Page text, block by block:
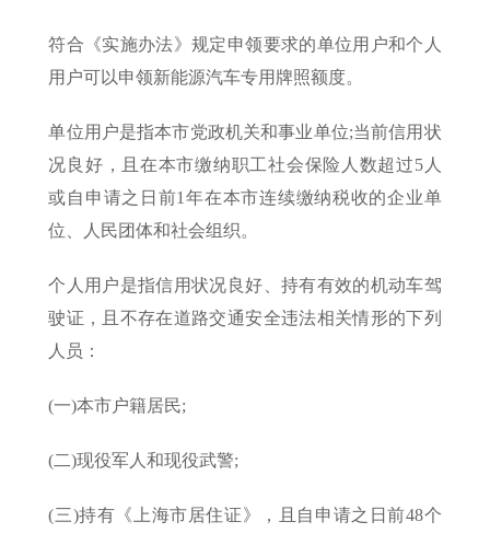
符合《实施办法》规定申领要求的单位用户和个人
用户可以申领新能源汽车专用牌照额度。
单位用户是指本市党政机关和事业单位;当前信用状
况良好，且在本市缴纳职工社会保险人数超过5人
或自申请之日前1年在本市连续缴纳税收的企业单
位、人民团体和社会组织。
个人用户是指信用状况良好、持有有效的机动车驾
驶证，且不存在道路交通安全违法相关情形的下列
人员：
(一)本市户籍居民;
(二)现役军人和现役武警;
(三)持有《上海市居住证》，且自申请之日前48个